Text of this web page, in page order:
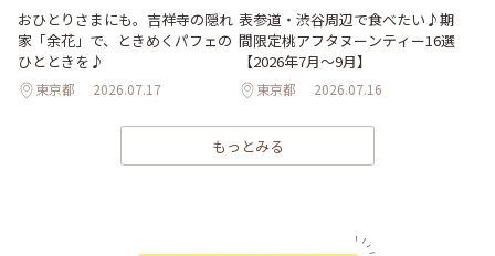
おひとりさまにも。吉祥寺の隠れ
家「余花」で、ときめくパフェの
ひとときを♪
東京都 2026.07.17
表参道・渋谷周辺で食べたい♪期
間限定桃アフタヌーンティー16選
【2026年7月～9月】
東京都 2026.07.16
もっとみる